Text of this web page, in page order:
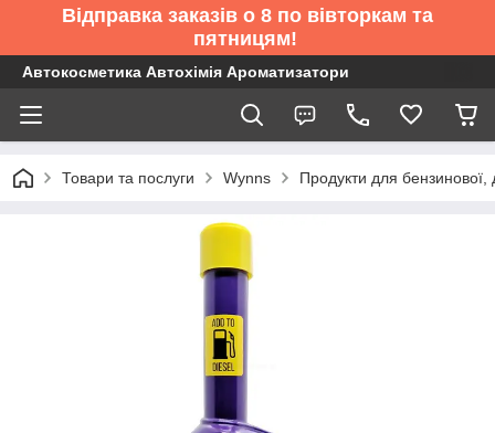
Відправка заказів о 8 по вівторкам та
пятницям!
Автокосметика Автохімія Ароматизатори
Товари та послуги Wynns Продукти для бензинової,